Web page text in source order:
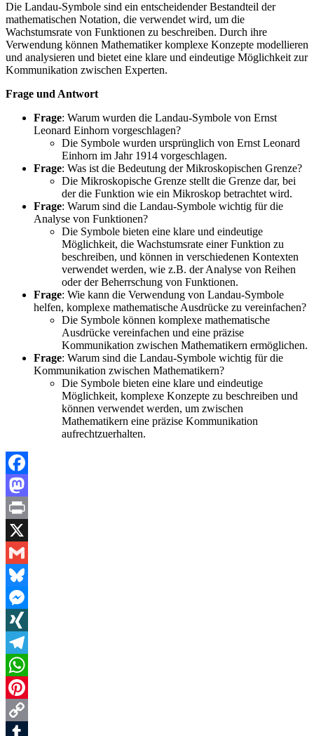
Die Landau-Symbole sind ein entscheidender Bestandteil der
mathematischen Notation, die verwendet wird, um die
Wachstumsrate von Funktionen zu beschreiben. Durch ihre
Verwendung können Mathematiker komplexe Konzepte modellieren
und analysieren und bietet eine klare und eindeutige Möglichkeit zur
Kommunikation zwischen Experten.
Frage und Antwort
Frage: Warum wurden die Landau-Symbole von Ernst
Leonard Einhorn vorgeschlagen?
Die Symbole wurden ursprünglich von Ernst Leonard
Einhorn im Jahr 1914 vorgeschlagen.
Frage: Was ist die Bedeutung der Mikroskopischen Grenze?
Die Mikroskopische Grenze stellt die Grenze dar, bei
der die Funktion wie ein Mikroskop betrachtet wird.
Frage: Warum sind die Landau-Symbole wichtig für die
Analyse von Funktionen?
Die Symbole bieten eine klare und eindeutige
Möglichkeit, die Wachstumsrate einer Funktion zu
beschreiben, und können in verschiedenen Kontexten
verwendet werden, wie z.B. der Analyse von Reihen
oder der Beherrschung von Funktionen.
Frage: Wie kann die Verwendung von Landau-Symbole
helfen, komplexe mathematische Ausdrücke zu vereinfachen?
Die Symbole können komplexe mathematische
Ausdrücke vereinfachen und eine präzise
Kommunikation zwischen Mathematikern ermöglichen.
Frage: Warum sind die Landau-Symbole wichtig für die
Kommunikation zwischen Mathematikern?
Die Symbole bieten eine klare und eindeutige
Möglichkeit, komplexe Konzepte zu beschreiben und
können verwendet werden, um zwischen
Mathematikern eine präzise Kommunikation
aufrechtzuerhalten.
Facebook
Mastodon
Print
X
Gmail
Bluesky
Messenger
XING
Telegram
WhatsApp
Pinterest
Copy